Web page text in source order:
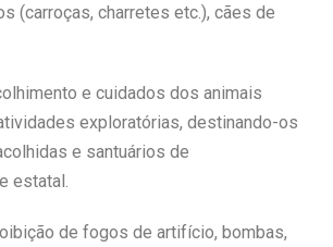
(carroças, charretes etc.), cães de
e cuidados dos animais
exploratórias, destinando-os
e santuários de
estatal.
de fogos de artifício, bombas,